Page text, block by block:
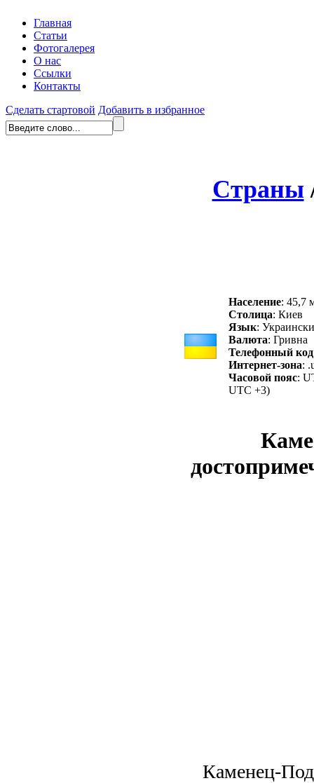
Главная
Статьи
Фотогалерея
О нас
Ссылки
Контакты
Сделать стартовой Добавить в избранное
Страны
Население: 45,7
Столица: Киев
Язык:
Валюта: Гривна
Телефонный код
Интернет-зона:
Часовой пояс:
UTC +3)
Каменец-